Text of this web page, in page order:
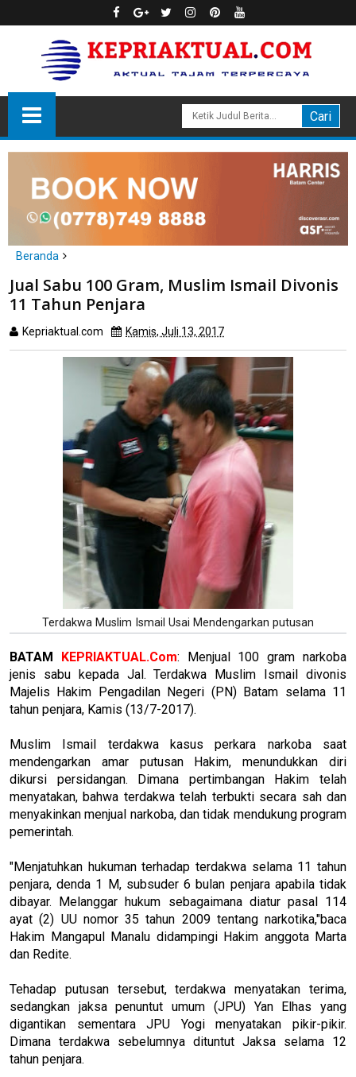
Beranda
headline
Jual Sabu 100 Gram, Muslim Ismail Divonis 11 Tahun Penjara
Jual Sabu 100 Gram, Muslim Ismail Divonis
11 Tahun Penjara
Kepriaktual.com Kamis, Juli 13, 2017
Terdakwa Muslim Ismail Usai Mendengarkan putusan
BATAM KEPRIAKTUAL.Com: Menjual 100 gram narkoba
jenis sabu kepada Jal. Terdakwa Muslim Ismail divonis
Majelis Hakim Pengadilan Negeri (PN) Batam selama 11
tahun penjara, Kamis (13/7-2017).
Muslim Ismail terdakwa kasus perkara narkoba saat
mendengarkan amar putusan Hakim, menundukkan diri
dikursi persidangan. Dimana pertimbangan Hakim telah
menyatakan, bahwa terdakwa telah terbukti secara sah dan
menyakinkan menjual narkoba, dan tidak mendukung program
pemerintah.
"Menjatuhkan hukuman terhadap terdakwa selama 11 tahun
penjara, denda 1 M, subsuder 6 bulan penjara apabila tidak
dibayar. Melanggar hukum sebagaimana diatur pasal 114
ayat (2) UU nomor 35 tahun 2009 tentang narkotika,"baca
Hakim Mangapul Manalu didampingi Hakim anggota Marta
dan Redite.
Tehadap putusan tersebut, terdakwa menyatakan terima,
sedangkan jaksa penuntut umum (JPU) Yan Elhas yang
digantikan sementara JPU Yogi menyatakan pikir-pikir.
Dimana terdakwa sebelumnya dituntut Jaksa selama 12
tahun penjara.